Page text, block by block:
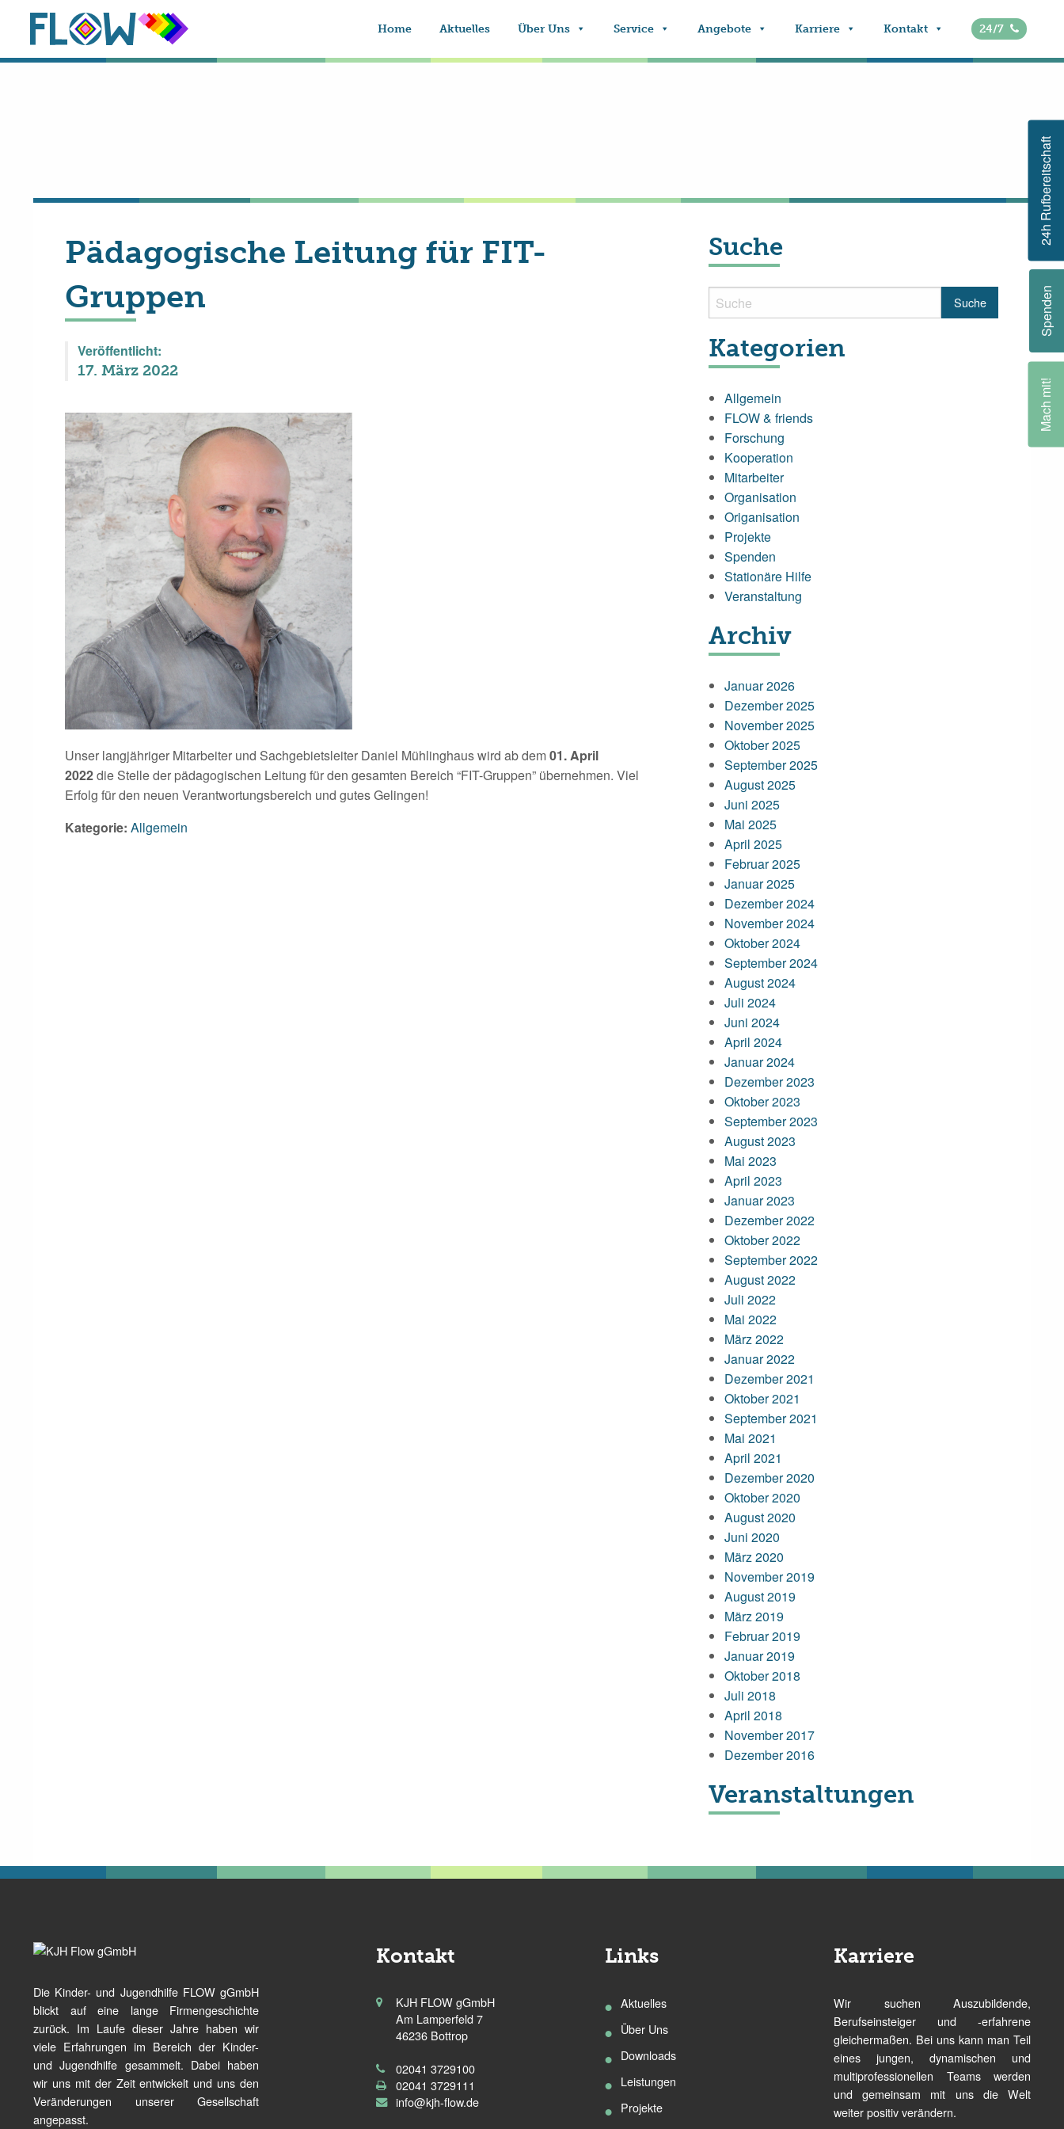
24h Rufbereitschaft
Spenden
Mach mit!
Home Aktuelles Über Uns Service Angebote Karriere Kontakt 24/7
Pädagogische Leitung für FIT-
Gruppen
Veröffentlicht:
17. März 2022
Unser langjähriger Mitarbeiter und Sachgebietsleiter Daniel Mühlinghaus wird ab dem01. April
2022die Stelle der pädagogischen Leitung für den gesamten Bereich “FIT-Gruppen” übernehmen. Viel
Erfolg für den neuen Verantwortungsbereich und gutes Gelingen!
Kategorie: Allgemein
Suche
Kategorien
Allgemein
FLOW & friends
Forschung
Kooperation
Mitarbeiter
Organisation
Origanisation
Projekte
Spenden
Stationäre Hilfe
Veranstaltung
Archiv
Januar 2026
Dezember 2025
November 2025
Oktober 2025
September 2025
August 2025
Juni 2025
Mai 2025
April 2025
Februar 2025
Januar 2025
Dezember 2024
November 2024
Oktober 2024
September 2024
August 2024
Juli 2024
Juni 2024
April 2024
Januar 2024
Dezember 2023
Oktober 2023
September 2023
August 2023
Mai 2023
April 2023
Januar 2023
Dezember 2022
Oktober 2022
September 2022
August 2022
Juli 2022
Mai 2022
März 2022
Januar 2022
Dezember 2021
Oktober 2021
September 2021
Mai 2021
April 2021
Dezember 2020
Oktober 2020
August 2020
Juni 2020
März 2020
November 2019
August 2019
März 2019
Februar 2019
Januar 2019
Oktober 2018
Juli 2018
April 2018
November 2017
Dezember 2016
Veranstaltungen
Die Kinder- und Jugendhilfe FLOW gGmbH
blickt auf eine lange Firmengeschichte
zurück. Im Laufe dieser Jahre haben wir
viele Erfahrungen im Bereich der Kinder-
und Jugendhilfe gesammelt. Dabei haben
wir uns mit der Zeit entwickelt und uns den
Veränderungen unserer Gesellschaft
angepasst.
Kontakt
KJH FLOW gGmbH
Am Lamperfeld 7
46236 Bottrop
02041 3729100
02041 3729111
info@kjh-flow.de
Links
Aktuelles
Über Uns
Downloads
Leistungen
Projekte
Karriere
Wir suchen Auszubildende,
Berufseinsteiger und -erfahrene
gleichermaßen. Bei uns kann man Teil
eines jungen, dynamischen und
multiprofessionellen Teams werden
und gemeinsam mit uns die Welt
weiter positiv verändern.